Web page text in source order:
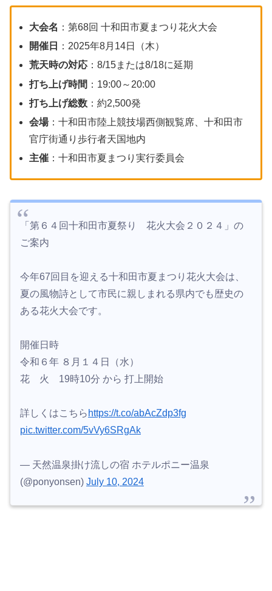
大会名 ：第68回 十和田市夏まつり花火大会
開催日
：2025年8月14日（木）
荒天時の対応 ：8/15または8/18に延期
打ち上げ時間 ：19:00～20:00
打ち上げ総数 ：約2,500発
会場：十和田市陸上競技場西側観覧席、十和田市
官庁街通り歩行者天国地内
主催 ：十和田市夏まつり実行委員会
「第６４回十和田市夏祭り 花火大会２０２４」の
ご案内
今年67回目を迎える十和田市夏まつり花火大会は、
夏の風物詩として市民に親しまれる県内でも歴史の
ある花火大会です。
開催日時
令和６年 ８月１４日（水）
花 火 19時10分 から 打上開始
詳しくはこちら https://t.co/abAcZdp3fg
pic.twitter.com/5vVy6SRgAk
— 天然温泉掛け流しの宿 ホテルポニー温泉
(@ponyonsen) July 10, 2024